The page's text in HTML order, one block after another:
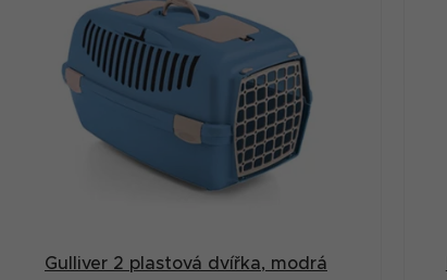
Gulliver 2 plastová dvířka, modrá